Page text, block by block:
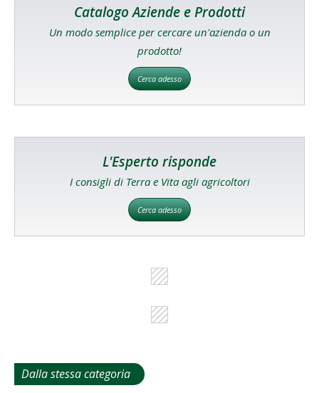
Catalogo Aziende e Prodotti
Un modo semplice per cercare un'azienda o un
prodotto!
Cerca adesso
L'Esperto risponde
I consigli di Terra e Vita agli agricoltori
Cerca adesso
Dalla stessa categoria